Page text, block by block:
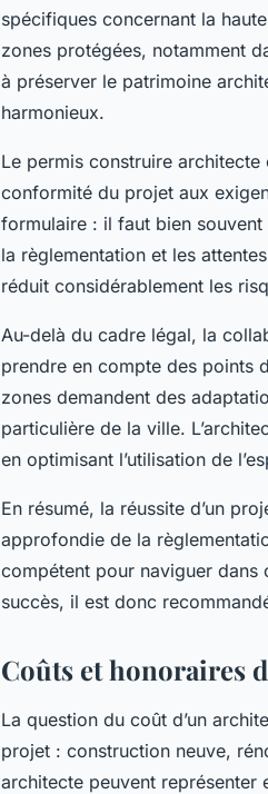
spécifiques concernant la
zones protégées, notamment
à préserver le patrimoine
harmonieux.
Le permis construire
conformité du projet aux
formulaire : il faut bien
la règlementation et les
réduit considérablement les
Au-delà du cadre légal, la
prendre en compte des points
zones demandent des
particulière de la ville.
en optimisant l’utilisation de
En résumé, la réussite d’un
approfondie de la
compétent pour naviguer dans
succès, il est donc
Coûts et honoraires
La question du coût d’un
projet : construction neuve,
architecte peuvent représenter